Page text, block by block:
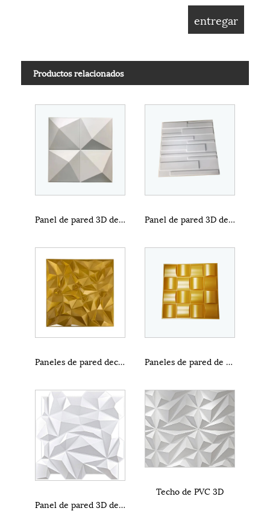
Productos relacionados
Panel de pared 3D de PVC para la decoración de la sala de bodas Panel de pared 3D de PVC dorado brillante impermeable
Paneles de pared decorativos Golden Mirror 3D Paneles de pared de PVC 3D impermeables para sala de estar
Panel de pared 3D de PVC
Techo de PVC 3D